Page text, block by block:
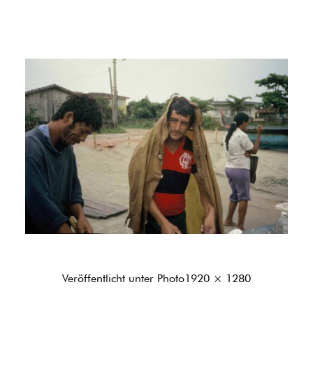
Veröffentlicht unter PhotoOriginalgröße
1920 × 1280